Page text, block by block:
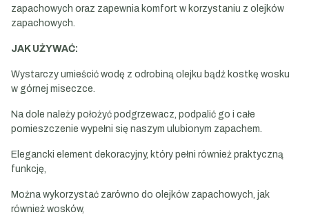
zapachowych oraz zapewnia komfort w korzystaniu z olejków
zapachowych.
JAK UŻYWAĆ:
Wystarczy umieścić wodę z odrobiną olejku bądź kostkę wosku
w górnej miseczce.
Na dole należy położyć podgrzewacz, podpalić go i całe
pomieszczenie wypełni się naszym ulubionym zapachem.
Elegancki element dekoracyjny, który pełni również praktyczną
funkcję,
Można wykorzystać zarówno do olejków zapachowych, jak
również wosków,